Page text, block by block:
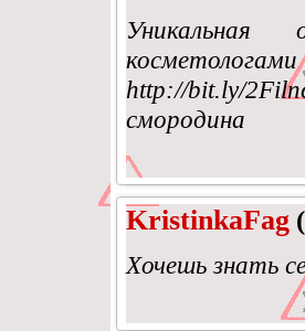
Уникальная
http://bit.ly/
смородина
KristinkaFag
Хочешь знать